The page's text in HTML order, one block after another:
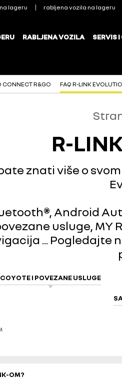
CONNECT R&GO FAQ R-LINK
R-
znati više o
Android
usluge, MY
... Pogledajte
COYOTE I POVEZANE USLUGE
OM?